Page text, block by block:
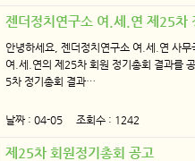
젠더정치연구소 여.세.연 제25차
안녕하세요, 젠더정치연구소 여.세.연 사
여.세.연의 제25차 회원 정기총회 결과를
5차 정기총회 결과…
날짜 : 04-05 조회수 : 1242
제25차 회원정기총회 공고